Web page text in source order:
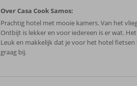
Over Casa Cook Samos:
Prachtig hotel met mooie kamers. Van het
Ontbijt is lekker en voor iedereen is er wat.
Leuk en makkelijk dat je voor het hotel
graag bij.